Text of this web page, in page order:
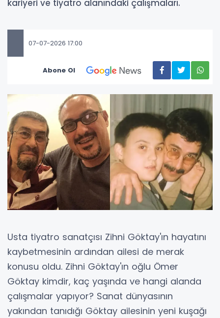
kariyeri ve tiyatro alanındaki çalışmaları.
07-07-2026 17:00
Abone Ol
Usta tiyatro sanatçısı Zihni Göktay'ın hayatını
kaybetmesinin ardından ailesi de merak
konusu oldu. Zihni Göktay'ın oğlu Ömer
Göktay kimdir, kaç yaşında ve hangi alanda
çalışmalar yapıyor? Sanat dünyasının
yakından tanıdığı Göktay ailesinin yeni kuşağı